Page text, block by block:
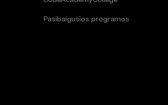
Pasibaigusios programos